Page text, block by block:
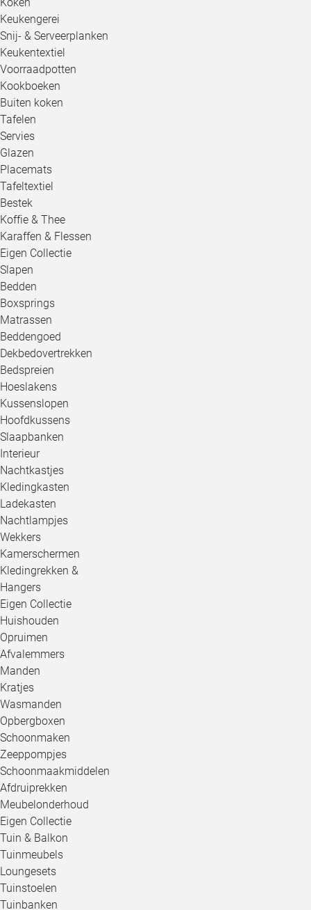
Keukengerei
Snij- & Serveerplanken
Keukentextiel
Voorraadpotten
Kookboeken
Buiten koken
Tafelen
Servies
Glazen
Placemats
Tafeltextiel
Bestek
Koffie & Thee
Karaffen & Flessen
Eigen Collectie
Slapen
Bedden
Boxsprings
Matrassen
Beddengoed
Dekbedovertrekken
Bedspreien
Hoeslakens
Kussenslopen
Hoofdkussens
Slaapbanken
Interieur
Nachtkastjes
Kledingkasten
Ladekasten
Nachtlampjes
Wekkers
Kamerschermen
Kledingrekken &
Hangers
Eigen Collectie
Huishouden
Opruimen
Afvalemmers
Manden
Kratjes
Wasmanden
Opbergboxen
Schoonmaken
Zeeppompjes
Schoonmaakmiddelen
Afdruiprekken
Meubelonderhoud
Eigen Collectie
Tuin & Balkon
Tuinmeubels
Loungesets
Tuinstoelen
Tuinbanken